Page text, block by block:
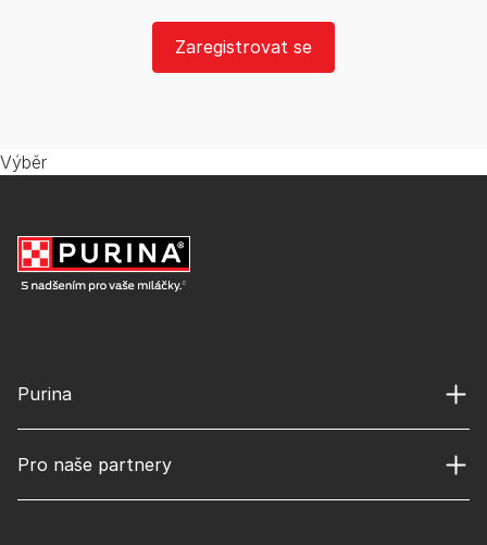
Zaregistrovat se
Výběr
Purina
Pro naše partnery